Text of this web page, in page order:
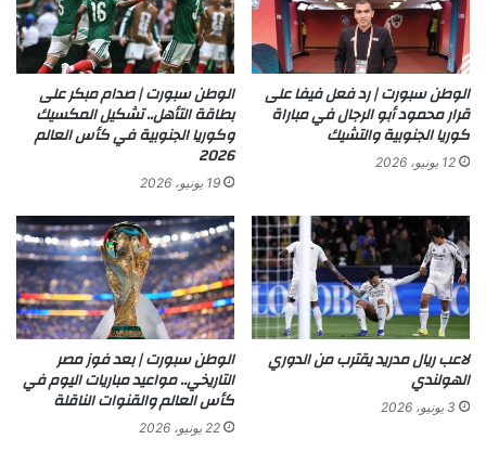
الوطن سبورت | رد فعل فيفا على
قرار محمود أبو الرجال في مباراة
كوريا الجنوبية والتشيك
12 يونيو، 2026
الوطن سبورت | صدام مبكر على
بطاقة التأهل.. تشكيل المكسيك
وكوريا الجنوبية في كأس العالم
2026
19 يونيو، 2026
لاعب ريال مدريد يقترب من الدوري
الهولندي
3 يونيو، 2026
الوطن سبورت | بعد فوز مصر
التاريخي.. مواعيد مباريات اليوم في
كأس العالم والقنوات الناقلة
22 يونيو، 2026